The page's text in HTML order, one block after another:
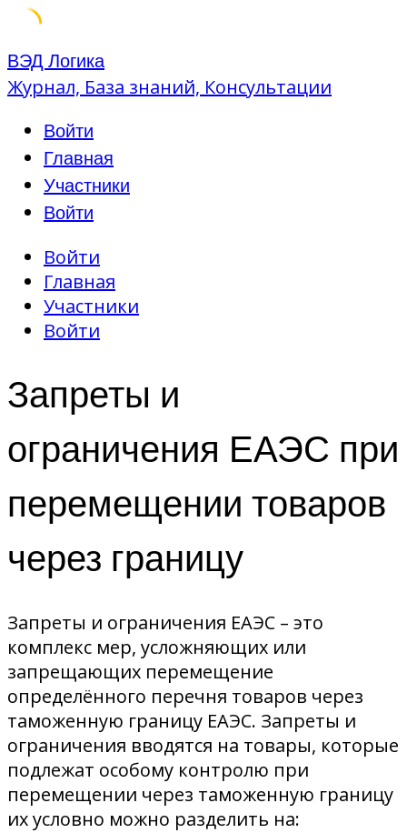
Skip
to
ВЭД Логика
Журнал, База знаний, Консультации
Войти
Главная
Участники
Войти
Войти
Главная
Участники
Войти
Запреты и
ограничения ЕАЭС при
перемещении товаров
через границу
Запреты и ограничения ЕАЭС – это
комплекс мер, усложняющих или
запрещающих перемещение
определённого перечня товаров через
таможенную границу ЕАЭС. Запреты и
ограничения вводятся на товары, которые
подлежат особому контролю при
перемещении через таможенную границу
их условно можно разделить на: